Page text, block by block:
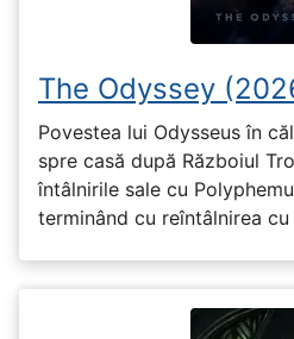
The Odyssey
Povestea lui Odysseus în
spre casă după Războiul
întâlnirile sale cu
terminând cu reîntâlnirea